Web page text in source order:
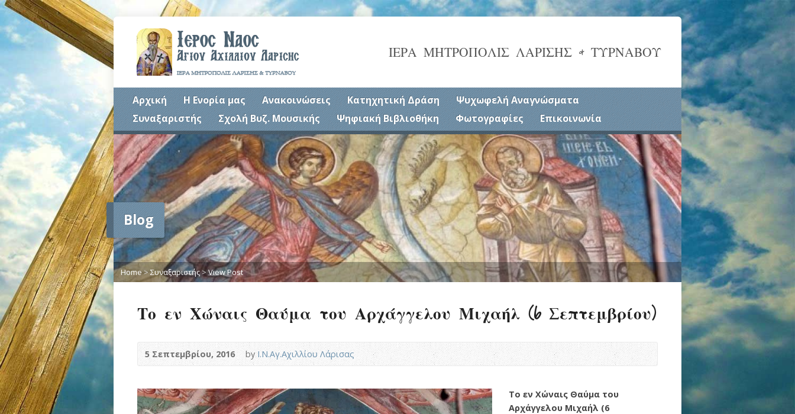
ΙΕΡΑ ΜΗΤΡΟΠΟΛΙΣ ΛΑΡΙΣΗΣ & ΤΥΡΝΑΒΟΥ
Αρχική Η Ενορία μας Ανακοινώσεις Κατηχητική Δράση
Ψυχωφελή Αναγνώσματα
Συναξαριστής
Σχολή Βυζ. Μουσικής Ψηφιακή Βιβλιοθήκη Φωτογραφίες Επικοινωνία
Blog
Home>Συναξαριστής>View Post
Το εν Χώναις Θαύμα του Αρχάγγελου Μιχαήλ (6 Σεπτεμβρίου)
5 Σεπτεμβρίου, 2016 byΙ.Ν.Αγ.Αχιλλίου Λάρισας
Το εν Χώναις Θαύμα του
Αρχάγγελου Μιχαήλ (6